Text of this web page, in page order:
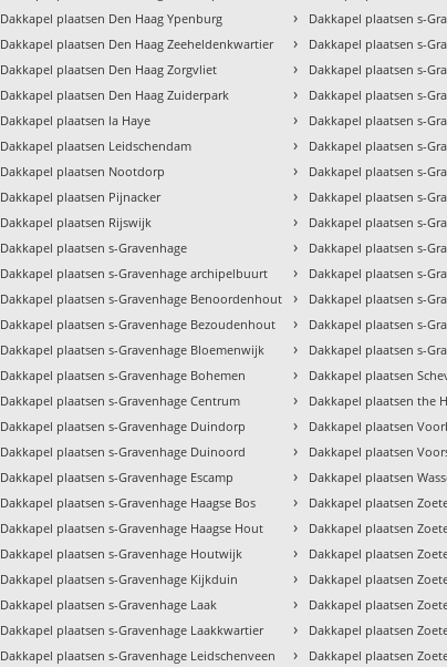
Dakkapel plaatsen Den Haag Ypenburg
Dakkapel plaatsen Den Haag Zeeheldenkwartier
Dakkapel plaatsen Den Haag Zorgvliet
Dakkapel plaatsen Den Haag Zuiderpark
Dakkapel plaatsen la Haye
Dakkapel plaatsen Leidschendam
Dakkapel plaatsen Nootdorp
Dakkapel plaatsen Pijnacker
Dakkapel plaatsen Rijswijk
Dakkapel plaatsen s-Gravenhage
Dakkapel plaatsen s-Gravenhage archipelbuurt
Dakkapel plaatsen s-Gravenhage Benoordenhout
Dakkapel plaatsen s-Gravenhage Bezoudenhout
Dakkapel plaatsen s-Gravenhage Bloemenwijk
Dakkapel plaatsen s-Gravenhage Bohemen
Dakkapel plaatsen s-Gravenhage Centrum
Dakkapel plaatsen s-Gravenhage Duindorp
Dakkapel plaatsen s-Gravenhage Duinoord
Dakkapel plaatsen s-Gravenhage Escamp
Dakkapel plaatsen s-Gravenhage Haagse Bos
Dakkapel plaatsen s-Gravenhage Haagse Hout
Dakkapel plaatsen s-Gravenhage Houtwijk
Dakkapel plaatsen s-Gravenhage Kijkduin
Dakkapel plaatsen s-Gravenhage Laak
Dakkapel plaatsen s-Gravenhage Laakkwartier
Dakkapel plaatsen s-Gravenhage Leidschenveen
› Dakkapel plaatsen s-
› Dakkapel plaatsen s-
› Dakkapel plaatsen s-
› Dakkapel plaatsen s-
› Dakkapel plaatsen s-
› Dakkapel plaatsen s-
› Dakkapel plaatsen s-
› Dakkapel plaatsen s-
› Dakkapel plaatsen s-
› Dakkapel plaatsen s-
› Dakkapel plaatsen s-
› Dakkapel plaatsen s-
› Dakkapel plaatsen s-
› Dakkapel plaatsen s-
› Dakkapel plaatsen
› Dakkapel plaatsen the
› Dakkapel plaatsen
› Dakkapel plaatsen
› Dakkapel plaatsen
› Dakkapel plaatsen
› Dakkapel plaatsen
› Dakkapel plaatsen
› Dakkapel plaatsen
› Dakkapel plaatsen
› Dakkapel plaatsen
› Dakkapel plaatsen